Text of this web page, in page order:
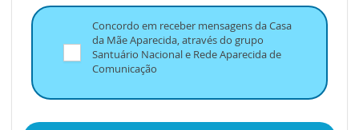
Concordo em receber mensagens da Casa
da Mãe Aparecida, através do grupo
Santuário Nacional e Rede Aparecida de
Comunicação